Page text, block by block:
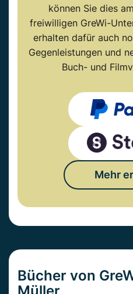
können Sie dies
freiwilligen GreWi-
erhalten dafür auch
Gegenleistungen und
Buch- und
Mehr
Bücher von